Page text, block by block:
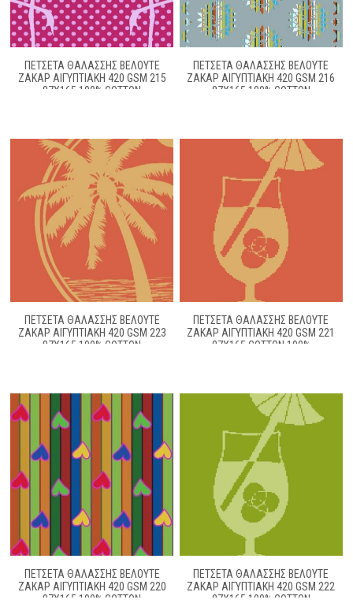
ΠΕΤΣΕΤΑ ΘΑΛΑΣΣΗΣ ΒΕΛΟΥΤΕ
ΖΑΚΆΡ ΑΙΓΥΠΤΙΑΚΉ 420 GSM 215
87X165 100% COTTON
ΠΕΤΣΕΤΑ ΘΑΛΑΣΣΗΣ ΒΕΛΟΥΤΕ
ΖΑΚΆΡ ΑΙΓΥΠΤΙΑΚΉ 420 GSM 216
87X165 100% COTTON
ΠΕΤΣΈΤΑ ΘΑΛΆΣΣΗΣ ΒΕΛΟΥΤΈ
ΖΑΚΆΡ ΑΙΓΥΠΤΙΑΚΉ 420 GSM 223
87X165 100% COTTON
ΠΕΤΣΕΤΑ ΘΑΛΑΣΣΗΣ ΒΕΛΟΥΤΕ
ΖΑΚΆΡ ΑΙΓΥΠΤΙΑΚΉ 420 GSM 221
87X165 COTTON 100%
ΠΕΤΣΕΤΑ ΘΑΛΑΣΣΗΣ ΒΕΛΟΥΤΕ
ΖΑΚΆΡ ΑΙΓΥΠΤΙΑΚΉ 420 GSM 220
87X165 100% COTTON
ΠΕΤΣΕΤΑ ΘΑΛΑΣΣΗΣ ΒΕΛΟΥΤΕ
ΖΑΚΆΡ ΑΙΓΥΠΤΙΑΚΉ 420 GSM 222
87X165 100% COTTON